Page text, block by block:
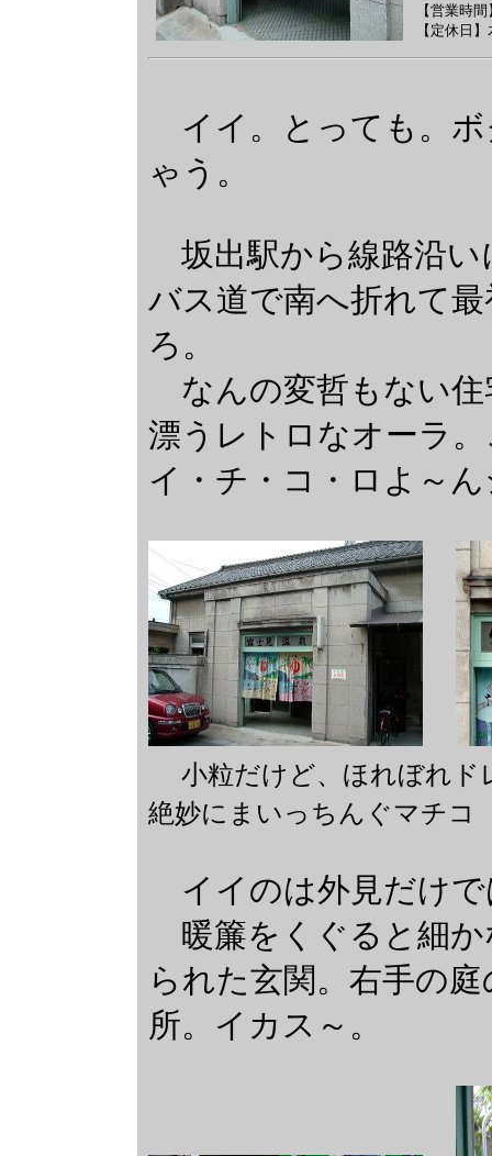
【営業時
【定休日
イイ。とっても。ボ
ゃう。
坂出駅から線路沿い
バス道で南へ折れて
ろ。
なんの変哲もない住
漂うレトロなオーラ
イ・チ・コ・ロよ～
小粒だけど、ほれぼれド
絶妙にまいっちんぐマチコ
イイのは外見だけで
暖簾をくぐると細か
られた玄関。右手の
所。イカス～。